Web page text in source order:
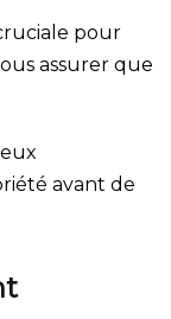
pour
assurer que
avant de